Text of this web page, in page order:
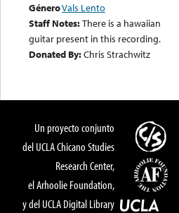
GéneroVals Lento
Staff Notes:There is a hawaiian
guitar present in this recording.
Donated By:Chris Strachwitz
Un proyecto conjunto
del UCLA Chicano Studies
Research Center,
el Arhoolie Foundation,
y del UCLA Digital Library